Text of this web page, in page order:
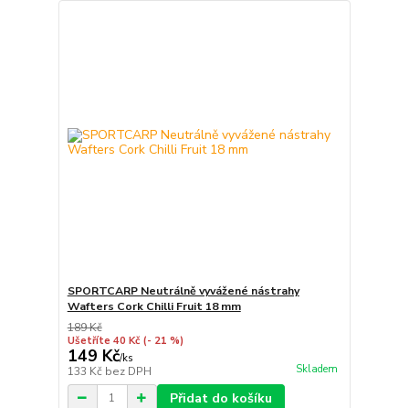
SPORTCARP Neutrálně vyvážené nástrahy
Wafters Cork Chilli Fruit 18 mm
189 Kč
Ušetříte 40 Kč (- 21 %)
149 Kč/ks
133 Kč bez DPH Skladem
Přidat do košíku